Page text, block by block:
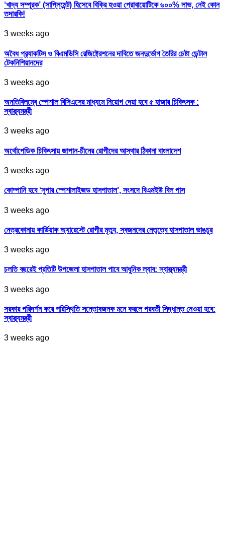
‘খাদ্য সম্পূরক’ (সাপ্লিমেন্ট) হিসেবে বিক্রি হওয়া প্রোবায়োটিকে ৬০০% লাভ, নেই কোন
তদারকি!
3 weeks ago
অবৈধ প্র‍্যাকটিস ও বিএমডিসি রেজিষ্ট্রেশনের দাবিতে জনদুর্ভোগ তৈরির চেষ্টা ডেন্টাল
টেকনিশিয়ানদের
3 weeks ago
অনতিবিলম্বে স্পেশাল বিসিএসের মাধ্যমে নিয়োগ দেয়া হবে ৫ হাজার চিকিৎসক :
স্বাস্থ্যমন্ত্রী
3 weeks ago
অর্থোপেডিক চিকিৎসায় জাপান-চীনের রোগীদের আস্থার ঠিকানা বাংলাদেশ
3 weeks ago
কোম্পানি হবে ‘সুপার স্পেশালাইজড হাসপাতাল’, সংসদে বিএমইউ বিল পাস
3 weeks ago
নেত্রকোনায় কার্ডিয়াক অ্যারেস্টে রোগীর মৃত্যু, স্বজনদের নেতৃত্বে হাসপাতাল ভাঙচুর
3 weeks ago
চলতি বছরেই প্রতিটি উপজেলা হাসপাতাল পাবে আধুনিক ল্যাব: স্বাস্থ্যমন্ত্রী
3 weeks ago
সরকার পরিদর্শন করে পরিস্থিতি সন্তোষজনক মনে করলে পরবর্তী সিদ্ধান্ত নেওয়া হবে:
স্বাস্থ্যমন্ত্রী
3 weeks ago